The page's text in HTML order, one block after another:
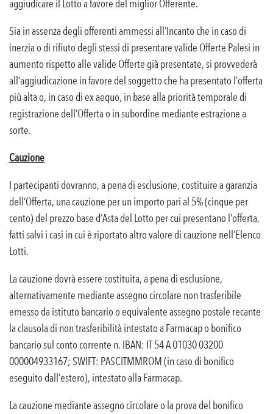
aggiudicare il Lotto a favore del miglior Offerente.
Sia in assenza degli offerenti ammessi all’Incanto che in caso di
inerzia o di rifiuto degli stessi di presentare valide Offerte Palesi in
aumento rispetto alle valide Offerte già presentate, si provvederà
all’aggiudicazione in favore del soggetto che ha presentato l’offerta
più alta o, in caso di ex aequo, in base alla priorità temporale di
registrazione dell’Offerta o in subordine mediante estrazione a
sorte.
Cauzione
I partecipanti dovranno, a pena di esclusione, costituire a garanzia
dell’Offerta, una cauzione per un importo pari al 5% (cinque per
cento) del prezzo base d’Asta del Lotto per cui presentano l’offerta,
fatti salvi i casi in cui è riportato altro valore di cauzione nell’Elenco
Lotti.
La cauzione dovrà essere costituita, a pena di esclusione,
alternativamente mediante assegno circolare non trasferibile
emesso da istituto bancario o equivalente assegno postale recante
la clausola di non trasferibilità intestato a Farmacap o bonifico
bancario sul conto corrente n. IBAN: IT 54 A 01030 03200
000004933167; SWIFT: PASCITMMROM (in caso di bonifico
eseguito dall’estero), intestato alla Farmacap.
La cauzione mediante assegno circolare o la prova del bonifico